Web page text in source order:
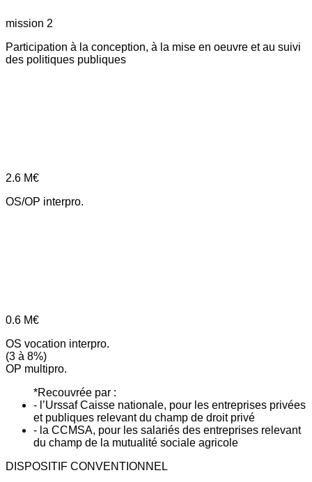
mission 2
Participation à la conception, à la mise en oeuvre et au suivi
des politiques publiques
2.6 M€
OS/OP interpro.
0.6 M€
OS vocation interpro.
(3 à 8%)
OP multipro.
*Recouvrée par :
- l’Urssaf Caisse nationale, pour les entreprises privées
et publiques relevant du champ de droit privé
- la CCMSA, pour les salariés des entreprises relevant
du champ de la mutualité sociale agricole
DISPOSITIF CONVENTIONNEL